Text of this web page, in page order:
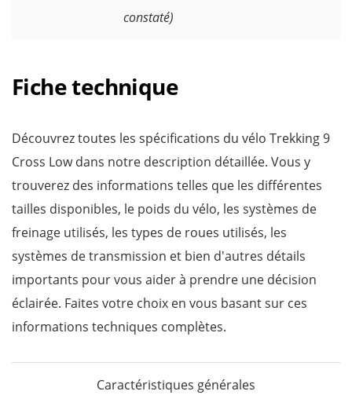
constaté)
Fiche technique
Découvrez toutes les spécifications du vélo Trekking 9
Cross Low dans notre description détaillée. Vous y
trouverez des informations telles que les différentes
tailles disponibles, le poids du vélo, les systèmes de
freinage utilisés, les types de roues utilisés, les
systèmes de transmission et bien d'autres détails
importants pour vous aider à prendre une décision
éclairée. Faites votre choix en vous basant sur ces
informations techniques complètes.
Caractéristiques générales